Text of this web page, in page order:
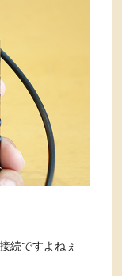
続ですよねぇ